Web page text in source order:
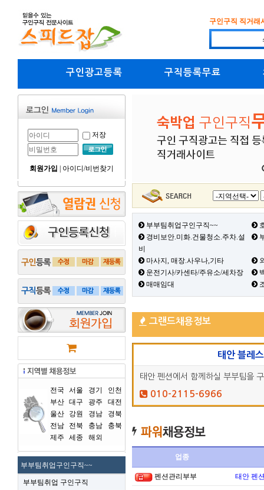
구인구직 직거래
구인광고등록 구직등록무료
저장
회원가입 아이디/비번찾기
전국 서울 경기
인천
부산 대구 광주
대전
울산
강원 경남
경북
전남
전북 충남
충북
제주
세종 해외
부부팀취업구인구직~~
부부팀취업 구인구직
부부팀취업구인구직~~
경비보안.미화.건물청소.주차.설
비
마사지, 매장.사우나,기타
운전기사/카센타/주유소/세차장
매매임대
그랜드채용정보
태안 블레
태안 펜션에서 함께하실 부부팀을
010-2115-6966
업종
펜션관리부부 태안 펜